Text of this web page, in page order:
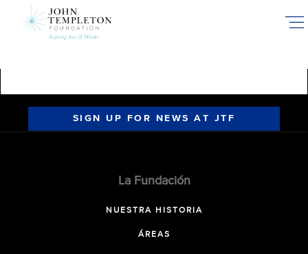
SIGN UP FOR NEWS AT JTF
La Fundación
NUESTRA HISTORIA
ÁREAS